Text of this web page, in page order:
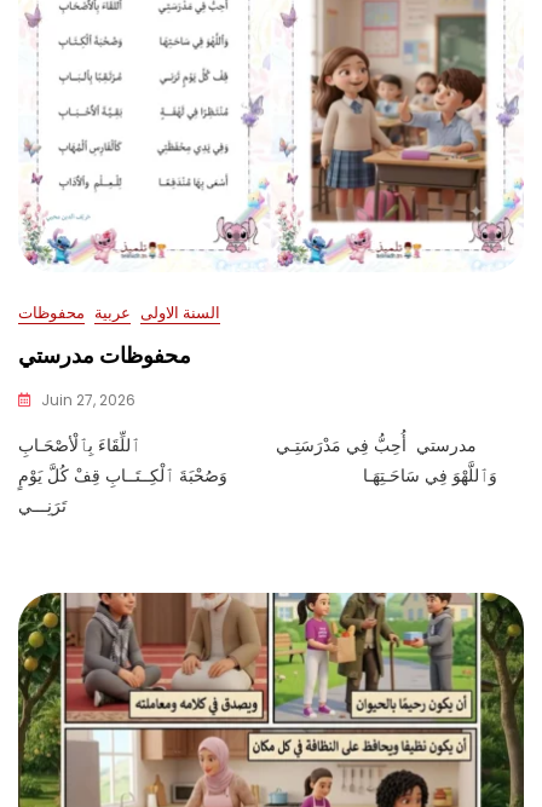
السنة الاولى عربية محفوظات
محفوظات مدرستي
Juin 27, 2026
مدرستي أُحِبُّ فِي مَدْرَسَتِـي ٱللِّقَاءَ بِٱلْأصْحَـابِ
وَٱللَّهْوَ فِي سَاحَـتِهَـا وَصُحْبَةَ ٱلْكِــتَــابِ قِفْ كُلَّ يَوْمٍ
تَرَنِـــي